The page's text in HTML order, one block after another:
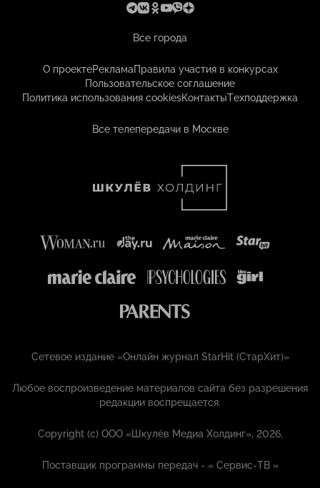
Все города
О проектеРекламаПравила участия в конкурсах
Пользовательское соглашение
Политика использования cookiesКонтактыТехподдержка
Все телепередачи в Москве
Сетевое издание «Онлайн журнал StarHit (СтарХит)»
Любое воспроизведение материалов сайта без разрешения
редакции воспрещается.
Copyright (с) ООО «Шкулёв Медиа Холдинг», 2026.
Поставщик программы передач - «Сервис-ТВ »